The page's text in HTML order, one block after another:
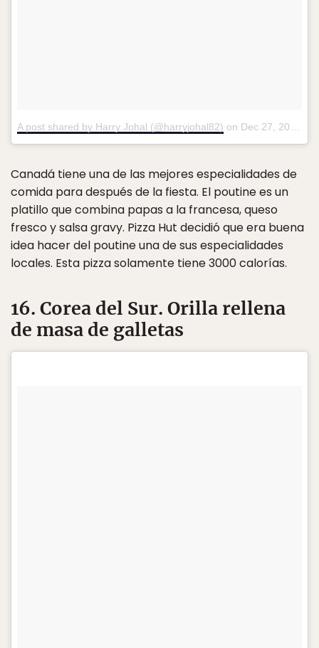
A post shared by Harry Johal (@harryjohal82) on Dec 27, 2014 at 7:14am PST
Canadá tiene una de las mejores especialidades de
comida para después de la fiesta. El poutine es un
platillo que combina papas a la francesa, queso
fresco y salsa gravy. Pizza Hut decidió que era buena
idea hacer del poutine una de sus especialidades
locales. Esta pizza solamente tiene 3000 calorías.
16. Corea del Sur. Orilla rellena
de masa de galletas